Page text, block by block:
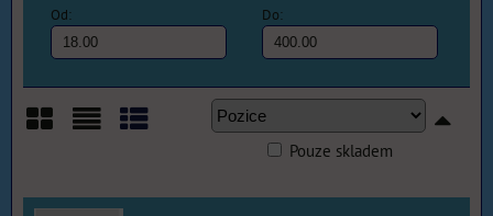
Od: Do:
Pouze skladem